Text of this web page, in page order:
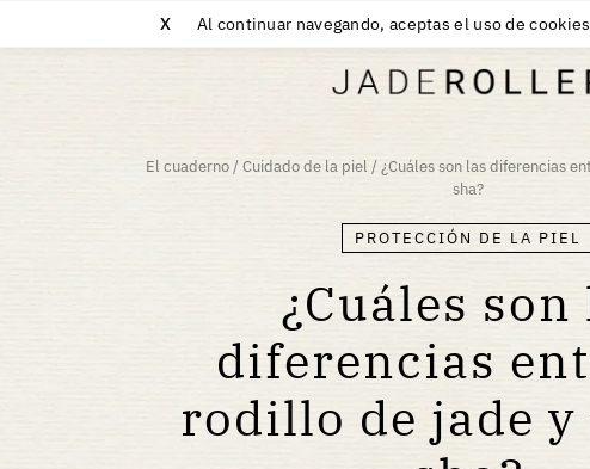
Al continuar navegando, aceptas el uso de
X ENTREGA GRATUITA DESDE30€
El cuaderno /Cuidado de la piel /¿Cuáles son las diferencias
sha?
PROTECCIÓN DE LA PIEL
¿Cuáles son
diferencias
rodillo de jade y